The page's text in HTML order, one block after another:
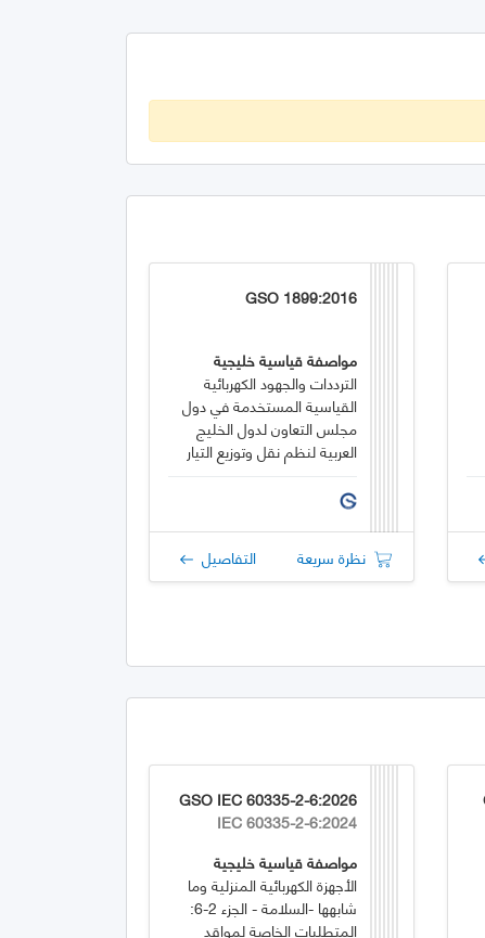
GSO 1899:2016
مواصفة قياسية خليجية
الترددات والجهود الكهربائية
القياسية المستخدمة في دول
مجلس التعاون لدول الخليج
العربية لنظم نقل وتوزيع التيار
نظرة سريعة التفاصيل
GSO IEC 60335-2-6:2026
IEC 60335-2-6:2024
مواصفة قياسية خليجية
الأجهزة الكهربائية المنزلية وما
شابهها -السلامة - الجزء 2-6:
المتطلبات الخاصة لمواقد